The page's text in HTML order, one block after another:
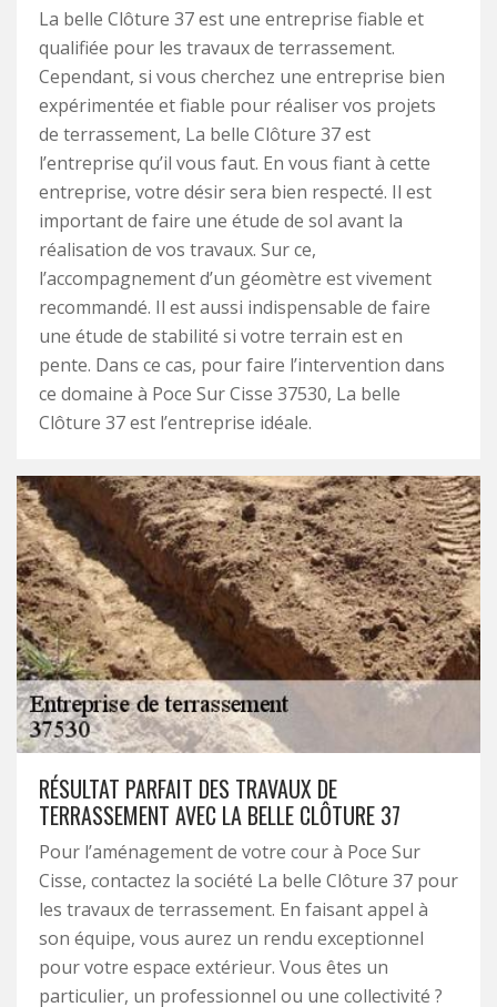
La belle Clôture 37 est une entreprise fiable et
qualifiée pour les travaux de terrassement.
Cependant, si vous cherchez une entreprise bien
expérimentée et fiable pour réaliser vos projets
de terrassement, La belle Clôture 37 est
l’entreprise qu’il vous faut. En vous fiant à cette
entreprise, votre désir sera bien respecté. Il est
important de faire une étude de sol avant la
réalisation de vos travaux. Sur ce,
l’accompagnement d’un géomètre est vivement
recommandé. Il est aussi indispensable de faire
une étude de stabilité si votre terrain est en
pente. Dans ce cas, pour faire l’intervention dans
ce domaine à Poce Sur Cisse 37530, La belle
Clôture 37 est l’entreprise idéale.
RÉSULTAT PARFAIT DES TRAVAUX DE
TERRASSEMENT AVEC LA BELLE CLÔTURE 37
Pour l’aménagement de votre cour à Poce Sur
Cisse, contactez la société La belle Clôture 37 pour
les travaux de terrassement. En faisant appel à
son équipe, vous aurez un rendu exceptionnel
pour votre espace extérieur. Vous êtes un
particulier, un professionnel ou une collectivité ?